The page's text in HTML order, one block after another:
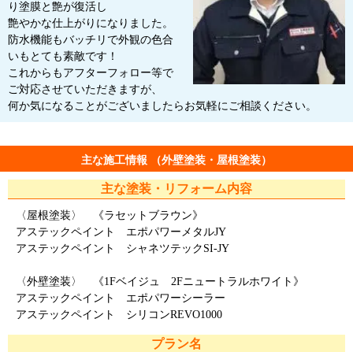
り塗膜と艶が復活し
艶やかな仕上がりになりました。
防水機能もバッチリで外観の色合
いもとても素敵です！
これからもアフターフォロー等で
ご対応させていただきますが、
何か気になることがございましたらお気軽にご相談ください。
主な施工情報 （外壁塗装・屋根塗装）
主な塗装・リフォーム内容
〈屋根塗装〉 《ラセットブラウン》
アステックペイント エポパワーメタルJY
アステックペイント シャネツテックSI-JY
〈外壁塗装〉 《1Fベイジュ 2Fニュートラルホワイト》
アステックペイント エポパワーシーラー
アステックペイント シリコンREVO1000
プラン名